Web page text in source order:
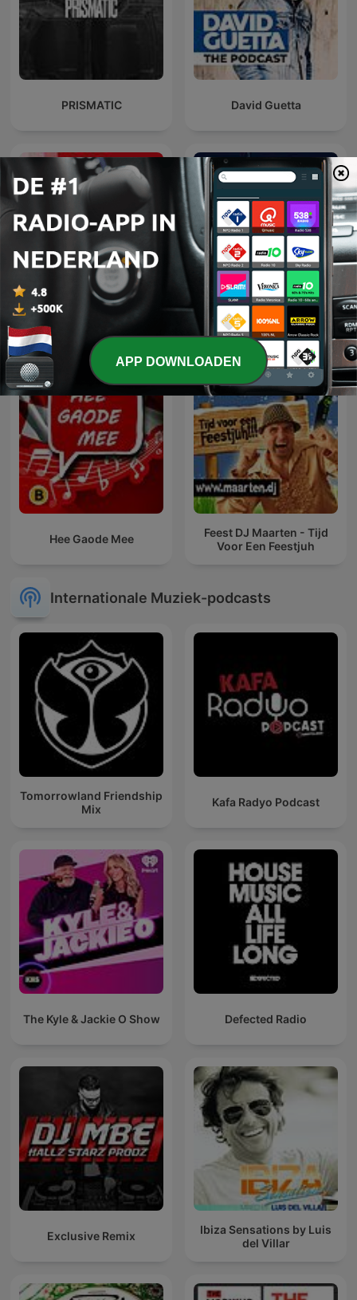
PRISMATIC David Guetta
Top Of The Pop 1960 -
1969
Hee Gaode Mee
Feest DJ Maarten - Tijd
Voor Een Feestjuh
Internationale Muziek-podcasts
Tomorrowland Friendship
Mix
Kafa Radyo Podcast
The Kyle & Jackie O Show Defected Radio
Exclusive Remix
Ibiza Sensations by Luis
del Villar
APP DOWNLOADEN